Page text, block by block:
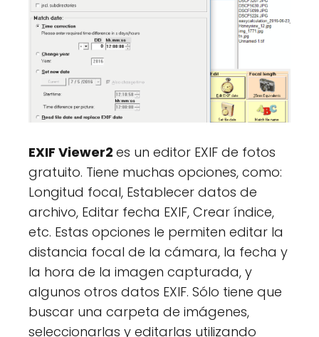
EXIF Viewer2 es un editor EXIF de fotos
gratuito. Tiene muchas opciones, como:
Longitud focal, Establecer datos de
archivo, Editar fecha EXIF, Crear índice,
etc. Estas opciones le permiten editar la
distancia focal de la cámara, la fecha y
la hora de la imagen capturada, y
algunos otros datos EXIF. Sólo tiene que
buscar una carpeta de imágenes,
seleccionarlas y editarlas utilizando